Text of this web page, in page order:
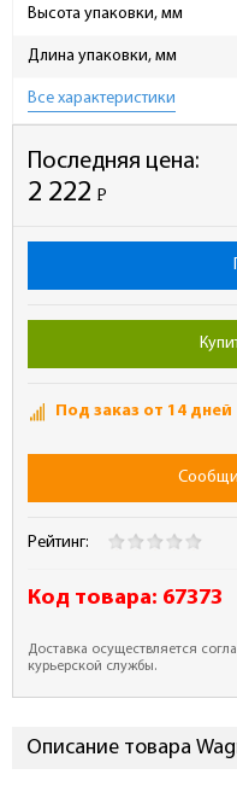
Высота упаковки, мм
Длина упаковки, мм
Все характеристики
Последняя цена:
2 222 Р
-
Под заказ от 14 дней
Рейтинг:
Код товара: 67373
Доставка осуществляется
курьерской службы.
Описание товара